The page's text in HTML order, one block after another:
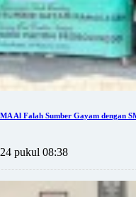
Al Falah Sumber Gayam dengan
pukul 08:38